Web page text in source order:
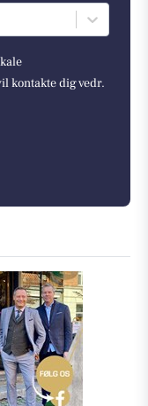
kontakte dig vedr.